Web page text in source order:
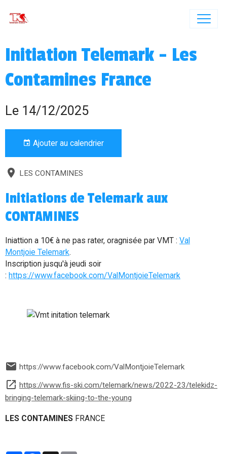
Initiation Telemark - Les
Contamines France
Le 14/12/2025
Ajouter au calendrier
LES CONTAMINES
Initiations de Telemark aux
CONTAMINES
Iniattion a 10€ à ne pas rater, oragnisée par VMT : Val
Montjoie Telemark.
Inscription jusqu'à jeudi soir
: https://www.facebook.com/ValMontjoieTelemark
https://www.facebook.com/ValMontjoieTelemark
https://www.fis-ski.com/telemark/news/2022-23/telekidz-
bringing-telemark-skiing-to-the-young
LES CONTAMINES FRANCE